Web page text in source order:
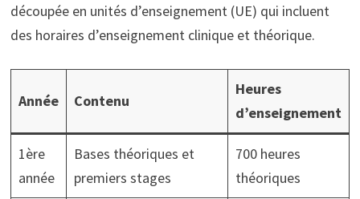
découpée en unités d’enseignement (UE) qui incluent
des horaires d’enseignement clinique et théorique.
Année Contenu
Heures
d’enseignement
1ère
année
Bases théoriques et
premiers stages
700 heures
théoriques